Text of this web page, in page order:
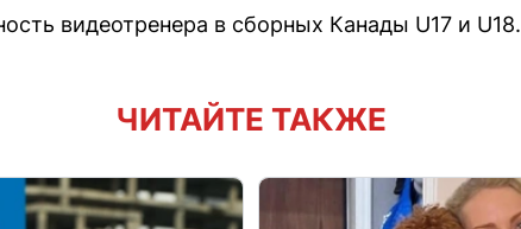
видеотренера в сборных Канады U17 и U18.
ЧИТАЙТЕ ТАКЖЕ